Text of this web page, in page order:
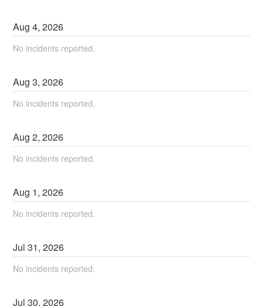
Aug4,2026
No incidents reported.
Aug3,2026
No incidents reported.
Aug2,2026
No incidents reported.
Aug 1,2026
No incidents reported.
Jul31,2026
No incidents reported.
Jul30,2026